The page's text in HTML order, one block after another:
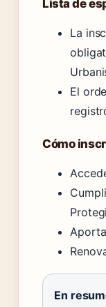
Lista de
La
El
Cómo
En